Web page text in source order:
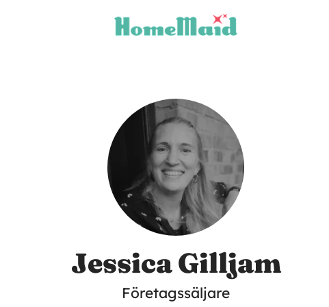
Jessica Gilljam
Företagssäljare